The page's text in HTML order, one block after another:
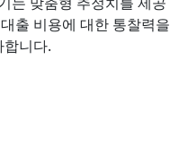
출 비용에 대한 통찰력을
니다.